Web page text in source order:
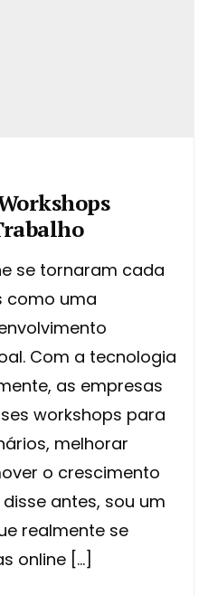
se tornaram cada
como uma
Com a tecnologia
as empresas
workshops para
melhorar
o crescimento
antes, sou um
realmente se
online […]